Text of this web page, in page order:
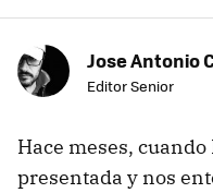
Jose Antonio
Editor Senior
Hace meses,
presentada y nos